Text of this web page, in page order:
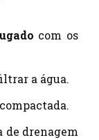
com os
a água.
de drenagem